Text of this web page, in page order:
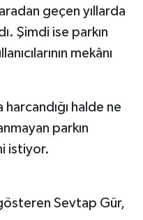
geçen yıllarda
Şimdi ise parkın
mekânı
halde ne
parkın
istiyor.
Sevtap Gür,